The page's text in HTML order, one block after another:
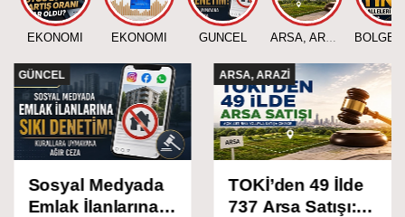
EKONOMİ EKONOMİ GÜNCEL ARSA, ARAZİ
ARSA, ARAZİ
TOKİ’den 49 İlde
737 Arsa Satışı:
BÖLGE ANALİZİ
Boğaz Hattında
Rekor Fiyatlar: